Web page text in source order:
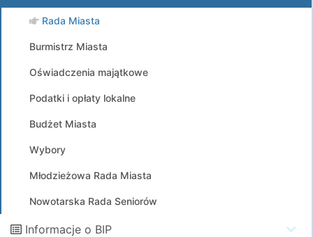
Rada Miasta
Burmistrz Miasta
Oświadczenia majątkowe
Podatki i opłaty lokalne
Budżet Miasta
Wybory
Młodzieżowa Rada Miasta
Nowotarska Rada Seniorów
Informacje o BIP